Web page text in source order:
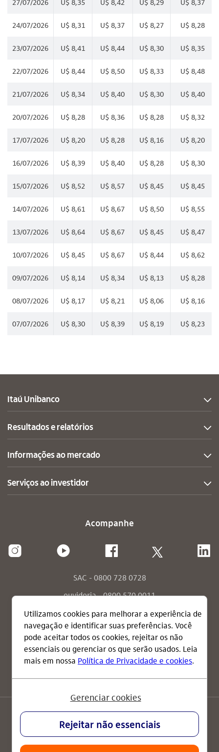
27/07/2026 U$ 8,35 U$ 8,42 U$ 8,29 U$ 8,37
24/07/2026 U$ 8,31 U$ 8,37 U$ 8,27 U$ 8,28
23/07/2026 U$ 8,41 U$ 8,44 U$ 8,30 U$ 8,35
22/07/2026 U$ 8,44 U$ 8,50 U$ 8,33 U$ 8,48
21/07/2026 U$ 8,34 U$ 8,40 U$ 8,30 U$ 8,40
20/07/2026 U$ 8,28 U$ 8,36 U$ 8,28 U$ 8,32
17/07/2026 U$ 8,20 U$ 8,28 U$ 8,16 U$ 8,20
16/07/2026 U$ 8,39 U$ 8,40 U$ 8,28 U$ 8,30
15/07/2026 U$ 8,52 U$ 8,57 U$ 8,45 U$ 8,45
14/07/2026 U$ 8,61 U$ 8,67 U$ 8,50 U$ 8,55
13/07/2026 U$ 8,64 U$ 8,67 U$ 8,45 U$ 8,47
10/07/2026 U$ 8,45 U$ 8,67 U$ 8,44 U$ 8,62
09/07/2026 U$ 8,14 U$ 8,34 U$ 8,13 U$ 8,28
08/07/2026 U$ 8,17 U$ 8,21 U$ 8,06 U$ 8,16
07/07/2026 U$ 8,30 U$ 8,39 U$ 8,19 U$ 8,23
Itaú Unibanco
Resultados e relatórios
Informações ao mercado
Serviços ao investidor
Acompanhe
SAC - 0800 728 0728
ouvidoria - 0800 570 0011
ouvidoria - envie sua mensagem
consumidor.gov.br
termos de uso
política de privacidade
Brasil
Powered by MZ